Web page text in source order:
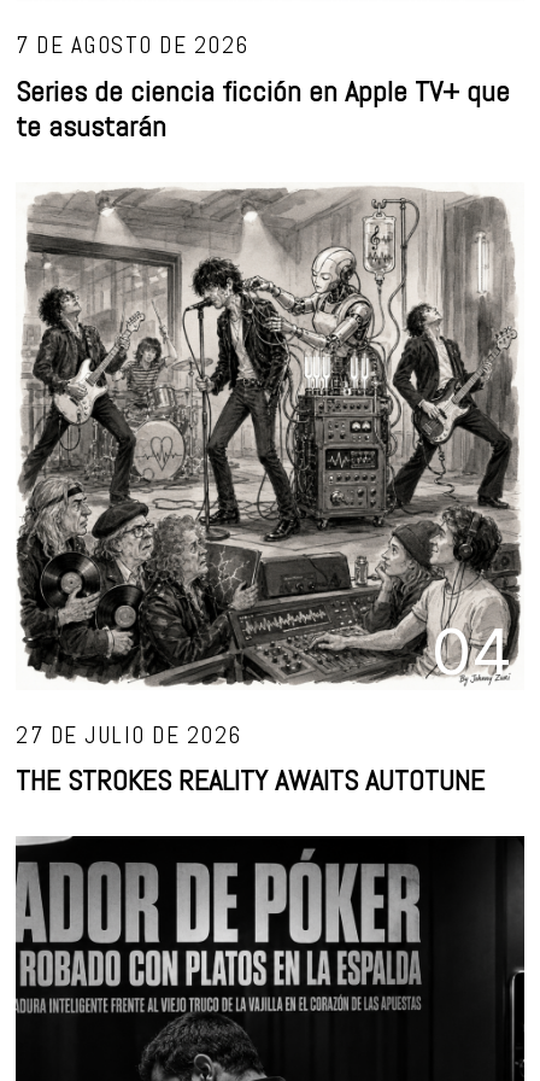
7 DE AGOSTO DE 2026
Series de ciencia ficción en Apple TV+ que
te asustarán
04
27 DE JULIO DE 2026
THE STROKES REALITY AWAITS AUTOTUNE